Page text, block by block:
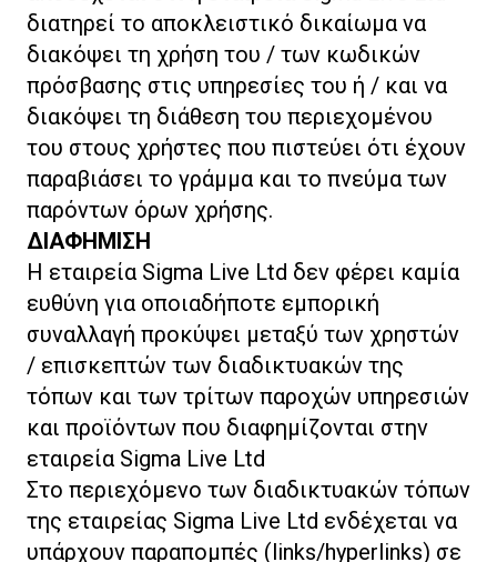
διατηρεί το αποκλειστικό δικαίωμα να
διακόψει τη χρήση του / των κωδικών
πρόσβασης στις υπηρεσίες του ή / και να
διακόψει τη διάθεση του περιεχομένου
του στους χρήστες που πιστεύει ότι έχουν
παραβιάσει το γράμμα και το πνεύμα των
παρόντων όρων χρήσης.
ΔΙΑΦΗΜΙΣΗ
Η εταιρεία Sigma Live Ltd δεν φέρει καμία
ευθύνη για οποιαδήποτε εμπορική
συναλλαγή προκύψει μεταξύ των χρηστών
/ επισκεπτών των διαδικτυακών της
τόπων και των τρίτων παροχών υπηρεσιών
και προϊόντων που διαφημίζονται στην
εταιρεία Sigma Live Ltd
Στο περιεχόμενο των διαδικτυακών τόπων
της εταιρείας Sigma Live Ltd ενδέχεται να
υπάρχουν παραπομπές (links/hyperlinks) σε